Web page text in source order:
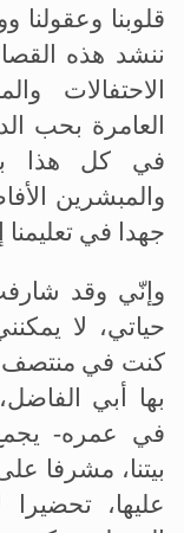
قلوبنا وعقولنا
ننشد هذه
الاحتفالات
العامرة بحب
في كل هذا
والمبشرين
جهدا في تعليمنا
وإنّي وقد
حياتي، لا
كنت في منتصف
بها أبي
في عمره- يجمع
بيتنا، مشرفا
عليها،